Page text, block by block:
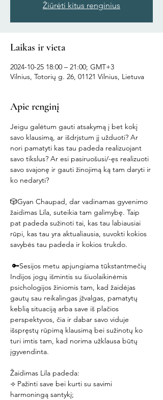
Žiūrėti kitus renginius
Laikas ir vieta
2024-10-25 18:00 – 21:00; GMT+3
Vilnius, Totorių g. 26, 01121 Vilnius, Lietuva
Apie renginį
Jeigu galėtum gauti atsakymą į bet kokį
savo klausimą, ar išdrįstum jį užduoti? Ar
nori pamatyti kas tau padeda realizuojant
savo tikslus? Ar esi pasiruošusi/-ęs realizuoti
savo svajonę ir gauti žinojimą ką tam daryti ir
ko nedaryti?
🎲Gyan Chaupad, dar vadinamas gyvenimo
žaidimas Lila, suteikia tam galimybę. Taip
pat padeda sužinoti tai, kas tau labiausiai
rūpi, kas tau yra aktualiausia, suvokti kokios
savybės tau padeda ir kokios trukdo.
🔑Sesijos metu apjungiama tūkstantmečių
Indijos jogų išmintis su šiuolaikinėmis
psichologijos žiniomis tam, kad žaidėjas
gautų sau reikalingas įžvalgas, pamatytų
keblią situaciją arba save iš plačios
perspektyvos, čia ir dabar savo viduje
išspręstų rūpimą klausimą bei sužinotų ko
turi imtis tam, kad norima užklausa būtų
įgyvendinta.
Žaidimas Lila padeda:
⟢ Pažinti save bei kurti su savimi
harmoningą santykį;